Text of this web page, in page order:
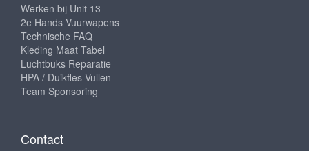
Werken bij Unit 13
2e Hands Vuurwapens
Technische FAQ
Kleding Maat Tabel
Luchtbuks Reparatie
HPA / Duikfles Vullen
Team Sponsoring
Contact